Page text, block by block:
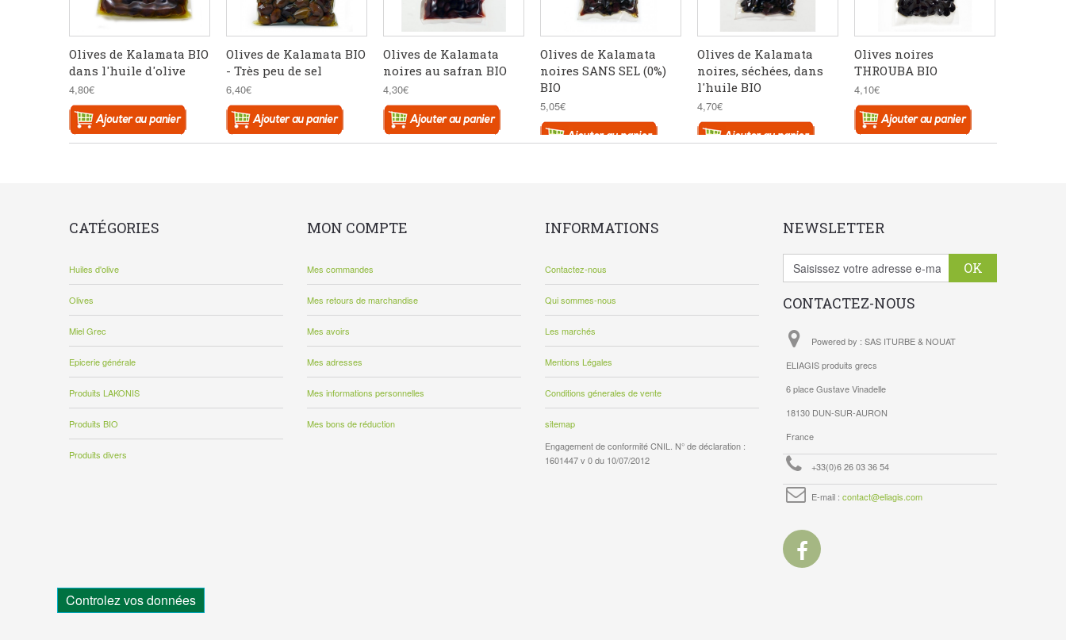
Olives de Kalamata BIO
dans l'huile d'olive
4,80€
Olives de Kalamata BIO
- Très peu de sel
6,40€
Olives de Kalamata
noires au safran BIO
4,30€
Olives de Kalamata
noires SANS SEL (0%)
BIO
5,05€
Olives de Kalamata
noires, séchées, dans
l'huile BIO
4,70€
Olives noires
THROUBA BIO
4,10€
CATÉGORIES
Huiles d'olive
Olives
Miel Grec
Epicerie générale
Produits LAKONIS
Produits BIO
Produits divers
MON COMPTE
Mes commandes
Mes retours de marchandise
Mes avoirs
Mes adresses
Mes informations personnelles
Mes bons de réduction
INFORMATIONS
Contactez-nous
Qui sommes-nous
Les marchés
Mentions Légales
Conditions génerales de vente
sitemap
Engagement de conformité CNIL. N° de déclaration :
1601447 v 0 du 10/07/2012
NEWSLETTER
OK
CONTACTEZ-NOUS
Powered by : SAS ITURBE & NOUAT
ELIAGIS produits grecs
6 place Gustave Vinadelle
18130 DUN-SUR-AURON
France
+33(0)6 26 03 36 54
E-mail : contact@eliagis.com
Controlez vos données